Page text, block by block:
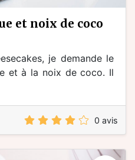
je demande le
et à la noix de coco. Il
0 avis